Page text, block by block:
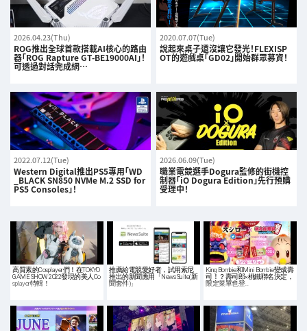
2026.04.23(Thu)
ROG推出全球首款搭載AI核心的路由
器「ROG Rapture GT-BE19000AI」！
可透過對話完成網…
2020.07.07(Tue)
說起來桌子還沒讓它發光！FLEXISP
OT的遊戲桌「GD02」開始群眾募資！
2022.07.12(Tue)
Western Digital推出PS5專用「WD
_BLACK SN850 NVMe M.2 SSD for
PS5 Consoles」！
2026.06.09(Tue)
職業電競選手Dogura監修的街機控
制器「iO Dogura Edition」先行預購
受理中！
高質素的Cosplayer們！在TOKYO
GAME SHOW 2022發現的美人Co
splayer特輯！
推薦給電競愛好者，試用索尼
推出的新聞應用「News Suite(新
聞套件)」
King Bombie和Mini Bombie變成壽
司！？壽司郎×桃鐵聯名決定，
限定菜單也登…